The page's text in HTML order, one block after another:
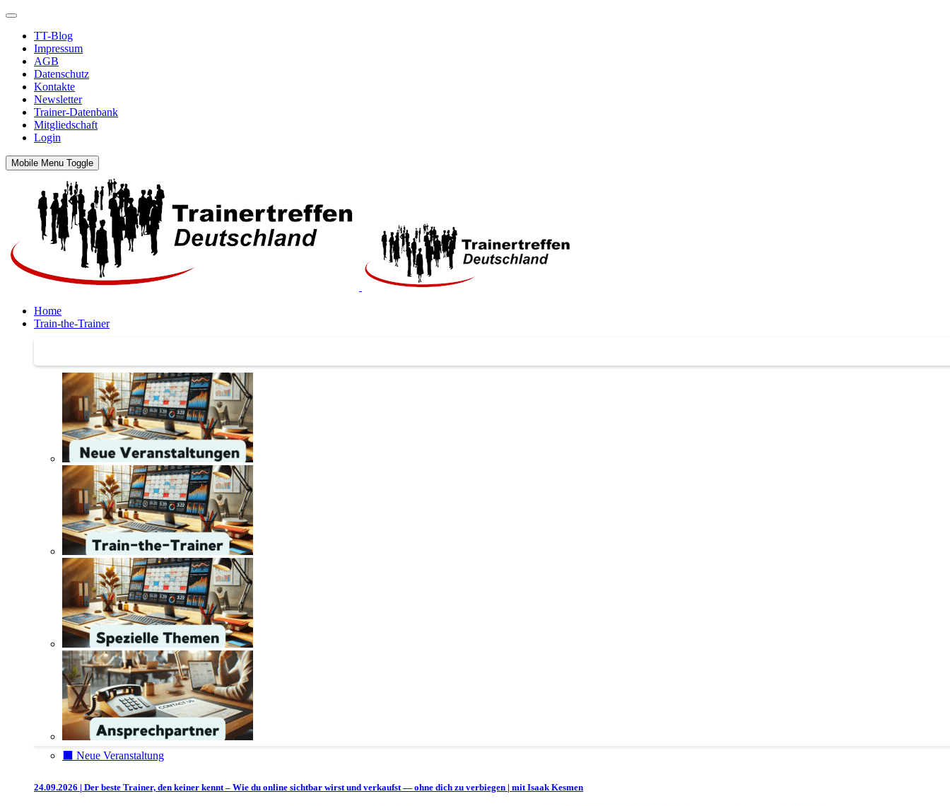
TT-Blog
Impressum
AGB
Datenschutz
Kontakte
Newsletter
Trainer-Datenbank
Mitgliedschaft
Login
Mobile Menu Toggle
Home
Train-the-Trainer
⬛️ Neue Veranstaltung
24.09.2026 | Der beste Trainer, den keiner kennt – Wie du online sichtbar wirst und verkaufst — ohne dich zu verbiegen | mit Isaak Kesmen